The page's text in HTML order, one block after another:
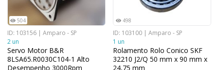
504
ID: 103156 | Amparo - SP
2 un
Servo Motor B&R
8LSA65.R0030C104-1 Alto
Desempenho 3000Rpm
498
ID: 103100 | Amparo - SP
1 un
Rolamento Rolo Conico SKF
32210 J2/Q 50 mm x 90 mm x
24,75 mm